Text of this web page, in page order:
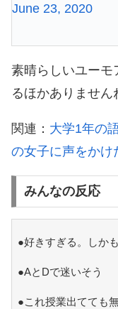
June 23, 2020
素晴らしいユーモ
るほかありません
関連： 大学1年の
の女子に声をか
みんなの反応
●好きすぎる。しか
●AとDで迷いそう
●これ授業出てても